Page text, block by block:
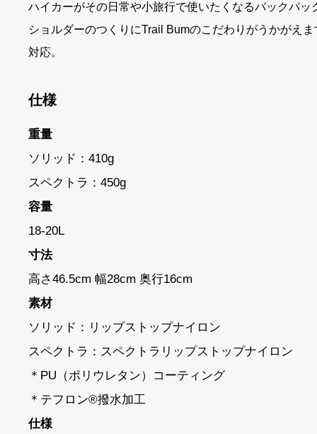
ハイカーがその日常や小旅行で使いたくなるバックパ
ショルダーのつくりにTrail Bumのこだわりがうかがえ
対応。
仕様
重量
ソリッド：410g
スペクトラ：450g
容量
18-20L
寸法
高さ46.5cm 幅28cm 奥行16cm
素材
ソリッド：リップストップナイロン
スペクトラ：スペクトラリップストップナイロン
＊PU（ポリウレタン）コーティング
＊テフロン®撥水加工
仕様